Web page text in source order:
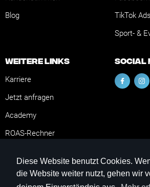
Diese Website benutzt Cookies.
die Website weiter nutzt, gehen wir
Blog
TikTok Ads
Sport- &
Weitere Links
Karriere
Jetzt anfragen
Academy
ROAS-Rechner
Social